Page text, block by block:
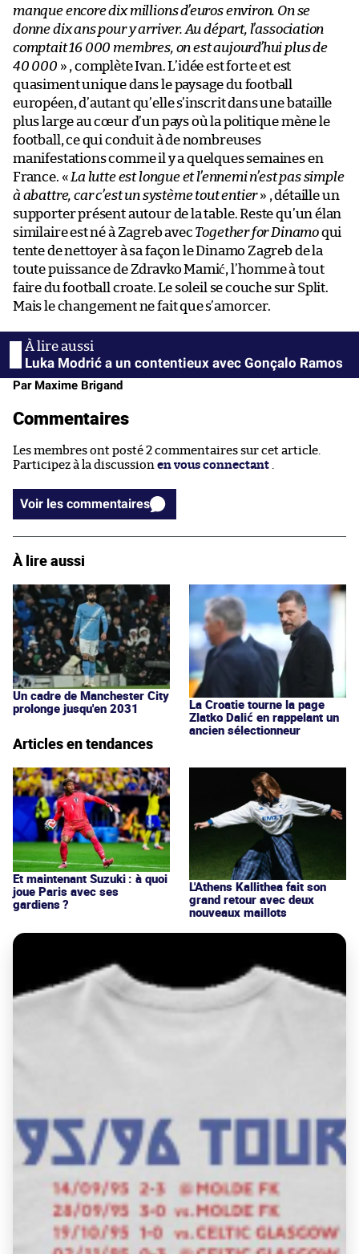
manque encore dix millions d’euros environ. On se
donne dix ans pour y arriver. Au départ, l’association
comptait 16 000 membres, on est aujourd’hui plus de
40 000 » , complète Ivan. L’idée est forte et est
quasiment unique dans le paysage du football
européen, d’autant qu’elle s’inscrit dans une bataille
plus large au cœur d’un pays où la politique mène le
football, ce qui conduit à de nombreuses
manifestations comme il y a quelques semaines en
France. « La lutte est longue et l’ennemi n’est pas simple
à abattre, car c’est un système tout entier» , détaille un
supporter présent autour de la table. Reste qu’un élan
similaire est né à Zagreb avec Together for Dinamoqui
tente de nettoyer à sa façon le Dinamo Zagreb de la
toute puissance de Zdravko Mamić, l’homme à tout
faire du football croate. Le soleil se couche sur Split.
Mais le changement ne fait que s’amorcer.
Luka Modrić a un contentieux avec Gonçalo Ramos
Par Maxime Brigand
Commentaires
Les membres ont posté 2 commentaires sur cet article.
Participez à la discussion en vous connectant
Voir les commentaires
À lire aussi
Un cadre de Manchester City
prolonge jusqu'en 2031
La Croatie tourne la page
Zlatko Dalić en rappelant un
ancien sélectionneur
Articles en tendances
Et maintenant Suzuki : à quoi
joue Paris avec ses
gardiens ?
L'Athens Kallithea fait son
grand retour avec deux
nouveaux maillots